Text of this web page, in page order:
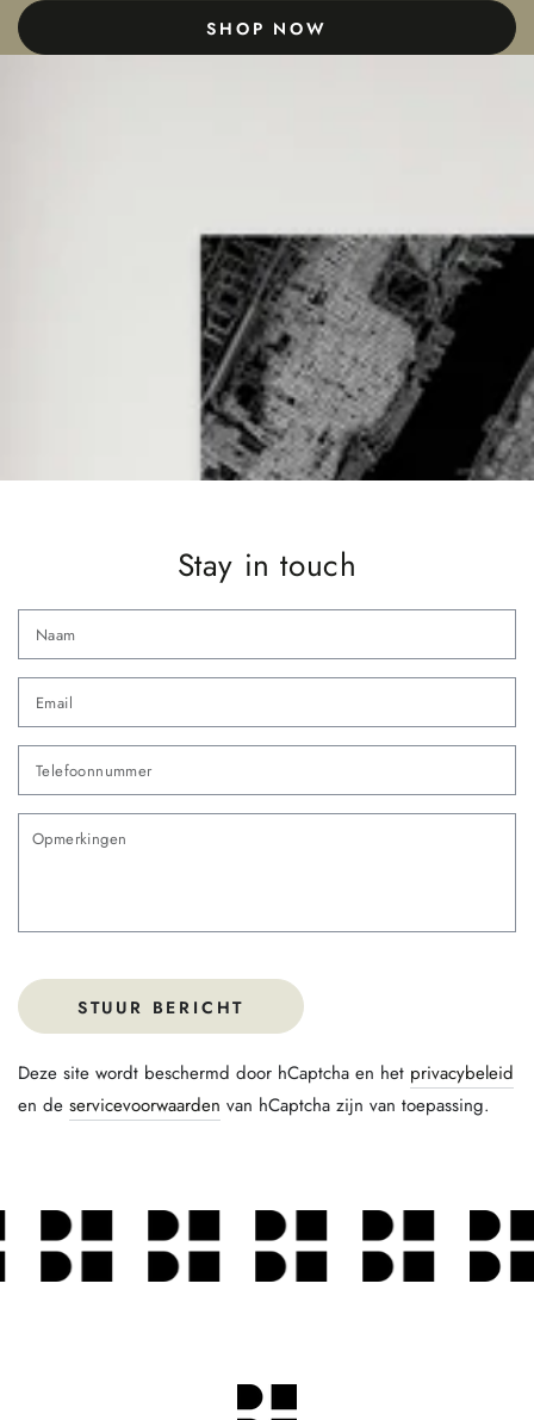
SHOP NOW
Stay in touch
*
STUUR BERICHT
Deze site wordt beschermd door hCaptcha en het privacybeleid
en de servicevoorwaarden van hCaptcha zijn van toepassing.